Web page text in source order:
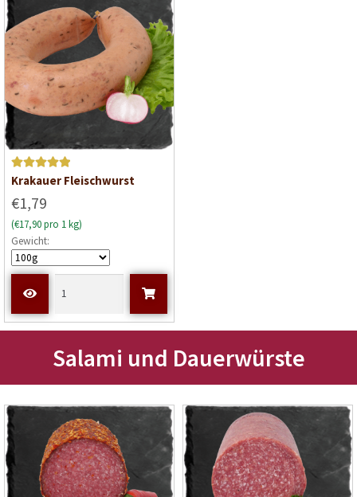
Bewertet mit
Krakauer Fleischwurst
€1,79
(€17,90 pro 1 kg)
Gewicht:
Salami und Dauerwürste